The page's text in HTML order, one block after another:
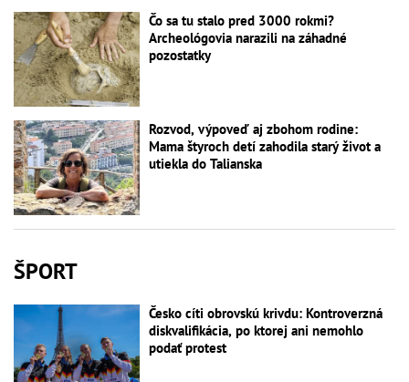
Čo sa tu stalo pred 3000 rokmi?
Archeológovia narazili na záhadné
pozostatky
Rozvod, výpoveď aj zbohom rodine:
Mama štyroch detí zahodila starý život a
utiekla do Talianska
ŠPORT
Česko cíti obrovskú krivdu: Kontroverzná
diskvalifikácia, po ktorej ani nemohlo
podať protest